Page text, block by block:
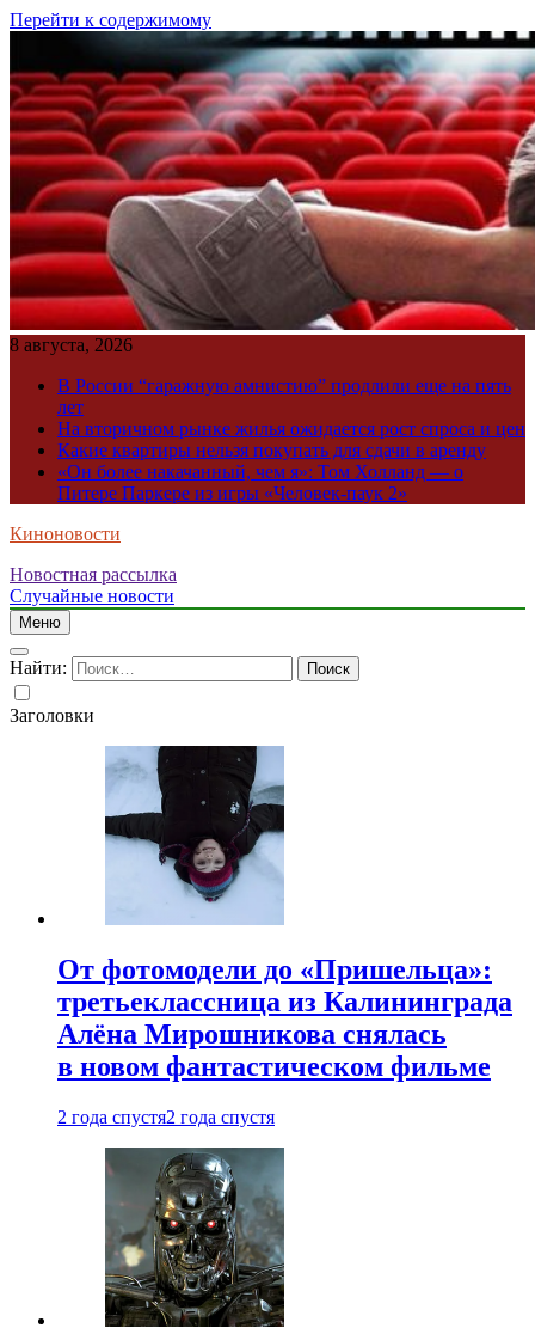
Перейти к содержимому
8 августа, 2026
В России “гаражную амнистию” продлили еще на пять
лет
На вторичном рынке жилья ожидается рост спроса и цен
Какие квартиры нельзя покупать для сдачи в аренду
«Он более накачанный, чем я»: Том Холланд — о
Питере Паркере из игры «Человек-паук 2»
Киноновости
Новостная рассылка
Случайные новости
Меню
Найти:
Заголовки
От фотомодели до «Пришельца»:
третьеклассница из Калининграда
Алёна Мирошникова снялась
в новом фантастическом фильме
2 года спустя2 года спустя